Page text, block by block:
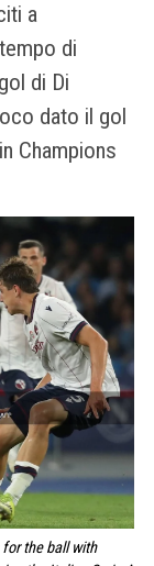
a
di
di Di
dato il gol
Champions
the ball with